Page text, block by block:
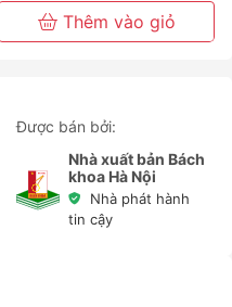
Thêm vào giỏ
Được bán bởi:
Nhà xuất bản Bách
khoa Hà Nội
Nhà phát hành
tin cậy